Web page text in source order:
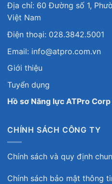
Địa chỉ: 60 Đường số 1,
Việt Nam
Điện thoại: 028.3842.5001
Email: info@atpro.com.vn
Giới thiệu
Tuyển dụng
Hồ sơ Năng lực ATPro
CHÍNH SÁCH CÔNG TY
Chính sách và quy định
Chính sách bảo mật thông